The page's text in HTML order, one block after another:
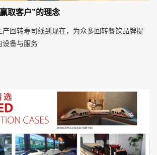
取客户”的理念
产回转寿司线到现在，为众多回转餐饮品牌提
设备与服务